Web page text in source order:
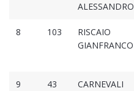
ALESSANDRO
8 103
RISCAIO
GIANFRANCO
9 43
CARNEVALI